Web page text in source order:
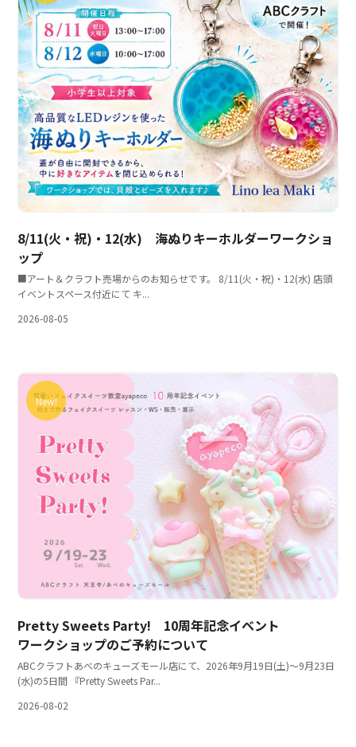
2026-08-05
8/11(火・祝)・12(水) 海ぬりキーホルダーワークショ
ップ
■アート＆クラフト売場からのお知らせです。 8/11(火・祝)・12(水) 店頭
イベントスペース付近にて キ...
New!
2026-08-02
Pretty Sweets Party! 10周年記念イベント
ワークショップのご予約について
ABCクラフトあべのキューズモール店にて、2026年9月19日(土)～9月23日
(水)の5日間 『Pretty Sweets Par...